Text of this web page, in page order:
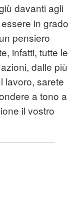
davanti agli
in grado
pensiero
infatti, tutte le
dalle più
lavoro, sarete
a tono a
il vostro